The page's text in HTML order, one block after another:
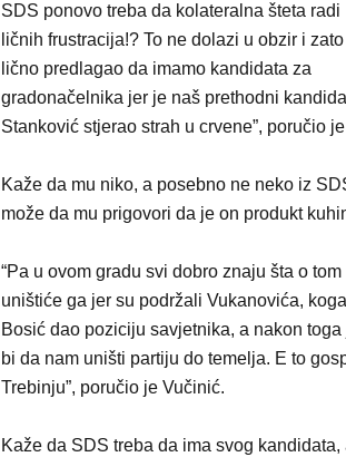
SDS ponovo treba da kolateralna šteta radi
ličnih frustracija!? To ne dolazi u obzir i
lično predlagao da imamo kandidata za
gradonačelnika jer je naš prethodni
Stanković stjerao strah u crvene”, poručio
Kaže da mu niko, a posebno ne neko iz
može da mu prigovori da je on produkt
“Pa u ovom gradu svi dobro znaju šta o
uništiće ga jer su podržali Vukanovića,
Bosić dao poziciju savjetnika, a nakon
bi da nam uništi partiju do temelja. E to
Trebinju”, poručio je Vučinić.
Kaže da SDS treba da ima svog